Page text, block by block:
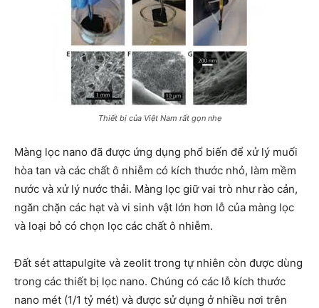
Thiết bị của Việt Nam rất gọn nhẹ
Màng lọc nano đã được ứng dụng phổ biến để xử lý muối
hòa tan và các chất ô nhiễm có kích thước nhỏ, làm mềm
nước và xử lý nước thải. Màng lọc giữ vai trò như rào cản,
ngăn chặn các hạt và vi sinh vật lớn hơn lỗ của màng lọc
và loại bỏ có chọn lọc các chất ô nhiễm.
Đất sét attapulgite và zeolit trong tự nhiên còn được dùng
trong các thiết bị lọc nano. Chúng có các lỗ kích thước
nano mét (1/1 tỷ mét) và được sử dụng ở nhiều nơi trên